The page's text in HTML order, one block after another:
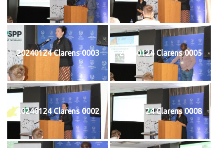
20240124 Clarens 0003 20240124 Clarens 0005
20240124 Clarens 0002 20240124 Clarens 0008